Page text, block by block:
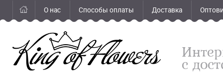
О нас Способы оплаты Доставка
с